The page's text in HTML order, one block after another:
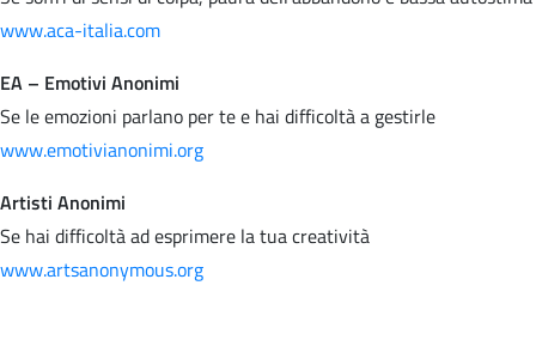
www.aca-italia.com
EA – Emotivi Anonimi
Se le emozioni parlano per te e hai difficoltà a gestirle
www.emotivianonimi.org
Artisti Anonimi
Se hai difficoltà ad esprimere la tua creatività
www.artsanonymous.org